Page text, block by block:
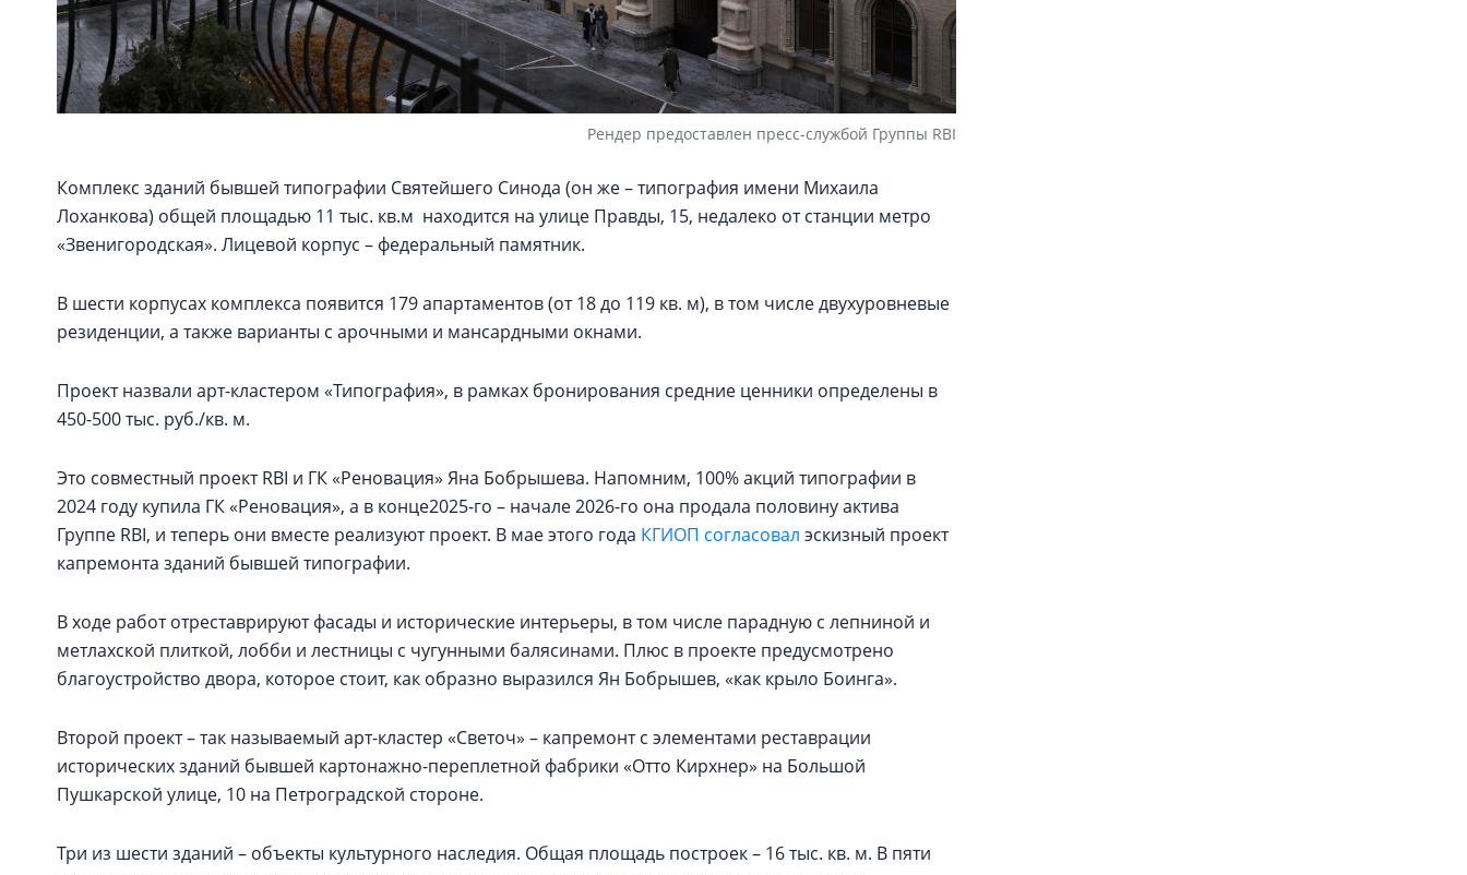
Рендер предоставлен пресс-службой Группы RBI
Комплекс зданий бывшей типографии Святейшего Синода (он же – типография имени Михаила
Лоханкова) общей площадью 11 тыс. кв.м находится на улице Правды, 15, недалеко от станции метро
«Звенигородская». Лицевой корпус – федеральный памятник.
В шести корпусах комплекса появится 179 апартаментов (от 18 до 119 кв. м), в том числе двухуровневые
резиденции, а также варианты с арочными и мансардными окнами.
Проект назвали арт-кластером «Типография», в рамках бронирования средние ценники определены в
450-500 тыс. руб./кв. м.
Это совместный проект RBI и ГК «Реновация» Яна Бобрышева. Напомним, 100% акций типографии в
2024 году купила ГК «Реновация», а в конце2025-го – начале 2026-го она продала половину актива
Группе RBI, и теперь они вместе реализуют проект. В мае этого года КГИОП согласовал эскизный проект
капремонта зданий бывшей типографии.
В ходе работ отреставрируют фасады и исторические интерьеры, в том числе парадную с лепниной и
метлахской плиткой, лобби и лестницы с чугунными балясинами. Плюс в проекте предусмотрено
благоустройство двора, которое стоит, как образно выразился Ян Бобрышев, «как крыло Боинга».
Второй проект – так называемый арт-кластер «Светоч» – капремонт с элементами реставрации
исторических зданий бывшей картонажно-переплетной фабрики «Отто Кирхнер» на Большой
Пушкарской улице, 10 на Петроградской стороне.
Три из шести зданий – объекты культурного наследия. Общая площадь построек – 16 тыс. кв. м. В пяти